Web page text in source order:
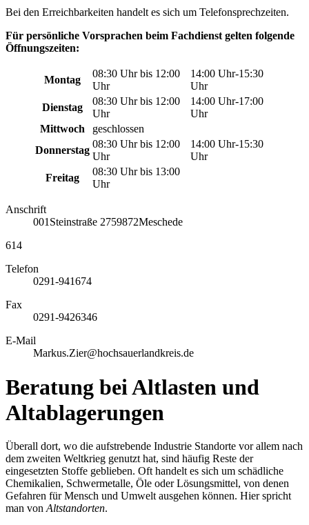
Bei den Erreichbarkeiten handelt es sich um Telefonsprechzeiten.
Für persönliche Vorsprachen beim Fachdienst gelten folgende
Öffnungszeiten:
Montag
08:30 Uhr bis 12:00
Uhr
14:00 Uhr-15:30
Uhr
Dienstag
08:30 Uhr bis 12:00
Uhr
14:00 Uhr-17:00
Uhr
Mittwoch
geschlossen
Donnerstag
08:30 Uhr bis 12:00
Uhr
14:00 Uhr-15:30
Uhr
Freitag
08:30 Uhr bis 13:00
Uhr
Anschrift
001 Steinstraße 2759872Meschede
614
Telefon
0291-941674
Fax
0291-9426346
E-Mail
Markus.Zier@hochsauerlandkreis.de
Beratung bei Altlasten und
Altablagerungen
Überall dort, wo die aufstrebende Industrie Standorte vor allem nach
dem zweiten Weltkrieg genutzt hat, sind häufig Reste der
eingesetzten Stoffe geblieben. Oft handelt es sich um schädliche
Chemikalien, Schwermetalle, Öle oder Lösungsmittel, von denen
Gefahren für Mensch und Umwelt ausgehen können. Hier spricht
man von Altstandorten.